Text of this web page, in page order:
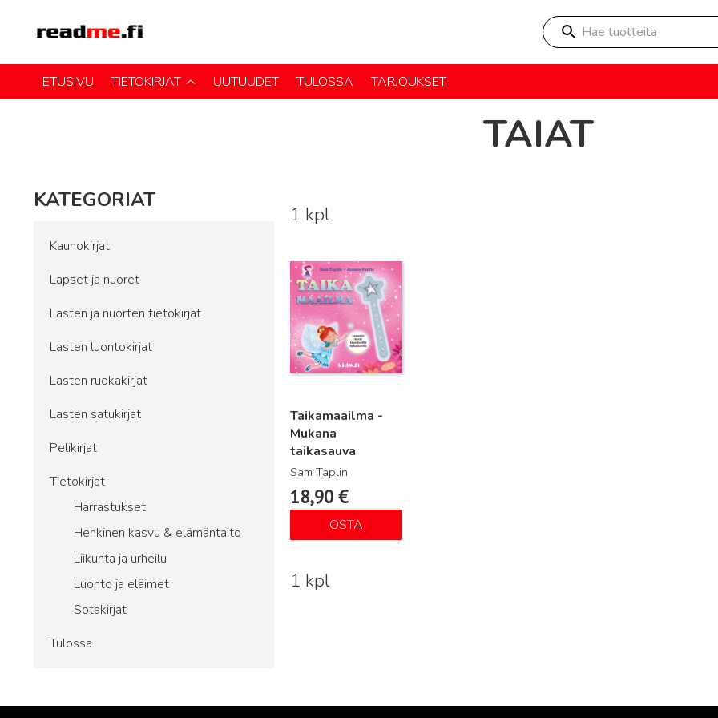
Hae tuotteita
ETUSIVU TIETOKIRJAT UUTUUDET TULOSSA TARJOUKSET
TAIAT
KATEGORIAT
Kaunokirjat
Lapset ja nuoret
Lasten ja nuorten tietokirjat
Lasten luontokirjat
Lasten ruokakirjat
Lasten satukirjat
Pelikirjat
Tietokirjat
Harrastukset
Henkinen kasvu & elämäntaito
Liikunta ja urheilu
Luonto ja eläimet
Sotakirjat
Tulossa
1 kpl
Taikamaailma -
Mukana
taikasauva
Sam Taplin
18,90 €
OSTA
1 kpl